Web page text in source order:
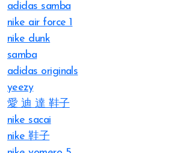
adidas samba
nike air force 1
nike dunk
samba
adidas originals
yeezy
愛 迪 達 鞋子
nike sacai
nike 鞋子